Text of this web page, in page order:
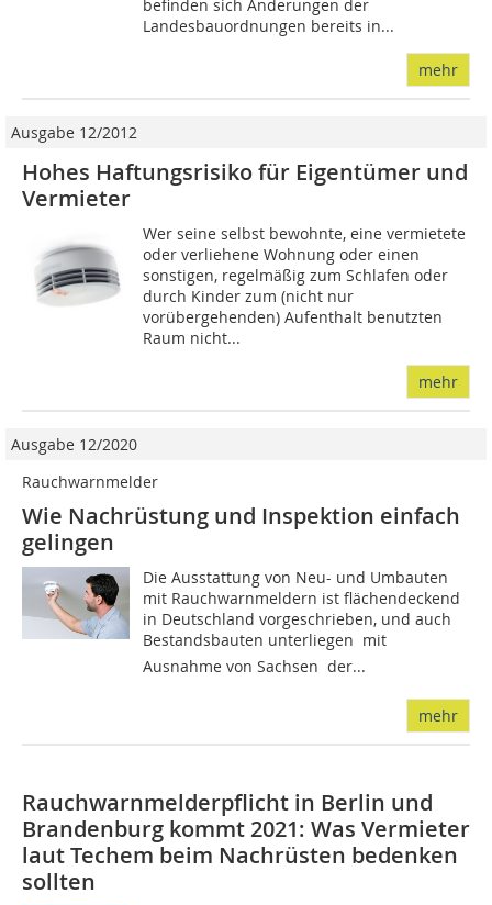
befinden sich Änderungen der
Landesbauordnungen bereits in...
mehr
Ausgabe 12/2012
Hohes Haftungsrisiko für Eigentümer und
Vermieter
Wer seine selbst bewohnte, eine vermietete
oder verliehene Wohnung oder einen
sonstigen, regelmäßig zum Schlafen oder
durch Kinder zum (nicht nur
vorübergehenden) Aufenthalt benutzten
Raum nicht...
mehr
Ausgabe 12/2020
Rauchwarnmelder
Wie Nachrüstung und Inspektion einfach
gelingen
Die Ausstattung von Neu- und Umbauten
mit Rauchwarnmeldern ist flächendeckend
in Deutschland vorgeschrieben, und auch
Bestandsbauten unterliegen  mit
Ausnahme von Sachsen  der...
mehr
Rauchwarnmelderpflicht in Berlin und
Brandenburg kommt 2021: Was Vermieter
laut Techem beim Nachrüsten bedenken
sollten